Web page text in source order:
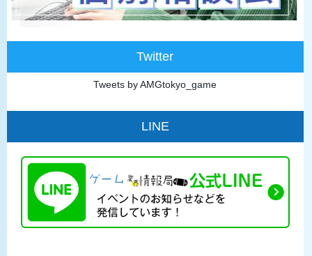
Twitter
Tweets by AMGtokyo_game
LINE